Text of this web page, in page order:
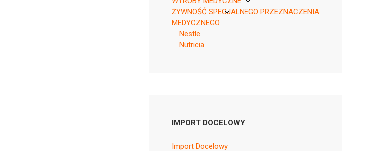
KikGel
ŻYWNOŚĆ SPECJALNEGO PRZEZNACZENIA
MEDYCZNEGO
Nestle
Nutricia
IMPORT DOCELOWY
Import Docelowy